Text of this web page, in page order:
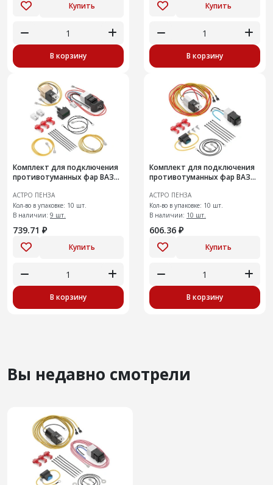
Купить
В корзину
Купить
В корзину
Комплект для подключения
противотуманных фар ВАЗ
АСТРО ПЕНЗА
Кол-во в упаковке: 10 шт.
В наличии: 9 шт.
739.71 ₽
Купить
В корзину
Комплект для подключения
противотуманных фар ВАЗ
АСТРО ПЕНЗА
Кол-во в упаковке: 10 шт.
В наличии: 10 шт.
606.36 ₽
Купить
В корзину
Вы недавно смотрели